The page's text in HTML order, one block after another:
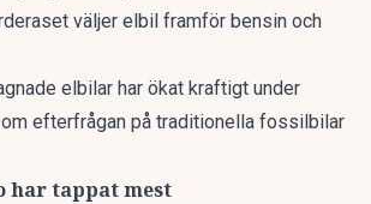
väljer elbil framför bensin och
elbilar har ökat kraftigt under
efterfrågan på traditionella fossilbilar
har tappat mest